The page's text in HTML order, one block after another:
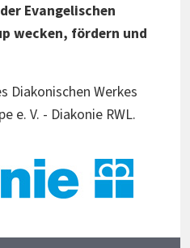
Evangelischen
wecken, fördern und
Diakonischen Werkes
e. V. - Diakonie RWL.